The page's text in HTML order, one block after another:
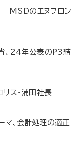
MSDのエヌフロン
、24年公表のP3結
ス・浦田社長
、会計処理の適正